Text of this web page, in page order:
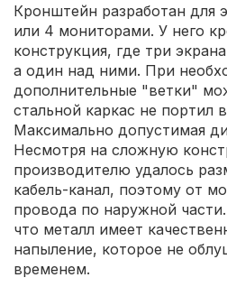
Кронштейн разработан для
или 4 мониторами. У него
конструкция, где три
а один над ними. При
дополнительные "ветки"
стальной каркас не портил
Максимально допустимая
Несмотря на сложную
производителю удалось
кабель-канал, поэтому от
провода по наружной
что металл имеет
напыление, которое не
временем.